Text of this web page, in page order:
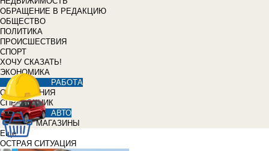
ОБРАЩЕНИЕ В РЕДАКЦИЮ
ОБЩЕСТВО
ПОЛИТИКА
ПРОИСШЕСТВИЯ
СПОРТ
ХОЧУ СКАЗАТЬ!
ЭКОНОМИКА
РАБОТА
ОБЪЯВЛЕНИЯ
СПРАВОЧНИК
АВТО
МАГАЗИНЫ
Еще
ОСТРАЯ СИТУАЦИЯ